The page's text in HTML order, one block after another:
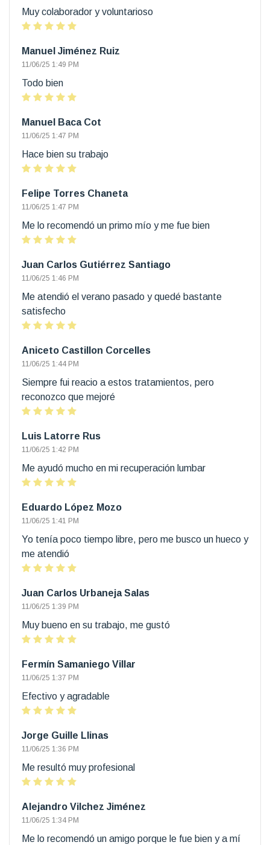
Muy colaborador y voluntarioso
Manuel Jiménez Ruiz
11/06/25 1:49 PM
Todo bien
Manuel Baca Cot
11/06/25 1:47 PM
Hace bien su trabajo
Felipe Torres Chaneta
11/06/25 1:47 PM
Me lo recomendó un primo mío y me fue bien
Juan Carlos Gutiérrez Santiago
11/06/25 1:46 PM
Me atendió el verano pasado y quedé bastante
satisfecho
Aniceto Castillon Corcelles
11/06/25 1:44 PM
Siempre fui reacio a estos tratamientos, pero
reconozco que mejoré
Luis Latorre Rus
11/06/25 1:42 PM
Me ayudó mucho en mi recuperación lumbar
Eduardo López Mozo
11/06/25 1:41 PM
Yo tenía poco tiempo libre, pero me busco un hueco y
me atendió
Juan Carlos Urbaneja Salas
11/06/25 1:39 PM
Muy bueno en su trabajo, me gustó
Fermín Samaniego Villar
11/06/25 1:37 PM
Efectivo y agradable
Jorge Guille Llinas
11/06/25 1:36 PM
Me resultó muy profesional
Alejandro Vilchez Jiménez
11/06/25 1:34 PM
Me lo recomendó un amigo porque le fue bien y a mí